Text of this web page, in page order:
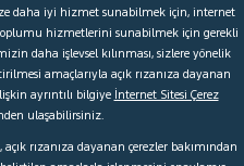
daha iyi hizmet sunabilmek için, internet
hizmetlerini sunabilmek için gerekli
daha işlevsel kılınması, sizlere yönelik
amaçlarıyla açık rızanıza dayanan
ayrıntılı bilgiye İnternet Sitesi Çerez
ulaşabilirsiniz.
rızanıza dayanan çerezler bakımından